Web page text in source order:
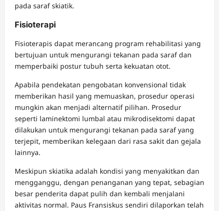
pada saraf skiatik.
Fisioterapi
Fisioterapis dapat merancang program rehabilitasi yang
bertujuan untuk mengurangi tekanan pada saraf dan
memperbaiki postur tubuh serta kekuatan otot.
Apabila pendekatan pengobatan konvensional tidak
memberikan hasil yang memuaskan, prosedur operasi
mungkin akan menjadi alternatif pilihan. Prosedur
seperti laminektomi lumbal atau mikrodisektomi dapat
dilakukan untuk mengurangi tekanan pada saraf yang
terjepit, memberikan kelegaan dari rasa sakit dan gejala
lainnya.
Meskipun skiatika adalah kondisi yang menyakitkan dan
mengganggu, dengan penanganan yang tepat, sebagian
besar penderita dapat pulih dan kembali menjalani
aktivitas normal. Paus Fransiskus sendiri dilaporkan telah